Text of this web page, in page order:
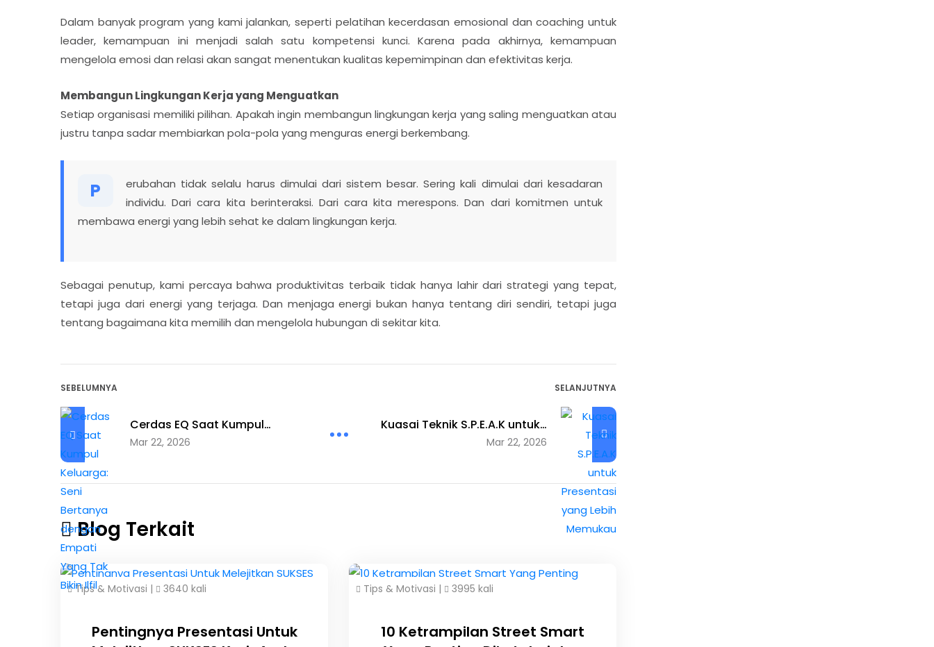
Dalam banyak program yang kami jalankan, seperti pelatihan kecerdasan emosional dan coaching untuk
leader, kemampuan ini menjadi salah satu kompetensi kunci. Karena pada akhirnya, kemampuan
mengelola emosi dan relasi akan sangat menentukan kualitas kepemimpinan dan efektivitas kerja.
Membangun Lingkungan Kerja yang Menguatkan
Setiap organisasi memiliki pilihan. Apakah ingin membangun lingkungan kerja yang saling menguatkan atau
justru tanpa sadar membiarkan pola-pola yang menguras energi berkembang.
P
erubahan tidak selalu harus dimulai dari sistem besar. Sering kali dimulai dari kesadaran
individu. Dari cara kita berinteraksi. Dari cara kita merespons. Dan dari komitmen untuk
membawa energi yang lebih sehat ke dalam lingkungan kerja.
Sebagai penutup, kami percaya bahwa produktivitas terbaik tidak hanya lahir dari strategi yang tepat,
tetapi juga dari energi yang terjaga. Dan menjaga energi bukan hanya tentang diri sendiri, tetapi juga
tentang bagaimana kita memilih dan mengelola hubungan di sekitar kita.
SEBELUMNYA
Cerdas EQ Saat Kumpul…
Mar 22, 2026
SELANJUTNYA
Kuasai Teknik S.P.E.A.K untuk…
Mar 22, 2026
Blog Terkait
Tips & Motivasi | 3640 kali
Pentingnya Presentasi Untuk
Tips & Motivasi | 3995 kali
10 Ketrampilan Street Smart